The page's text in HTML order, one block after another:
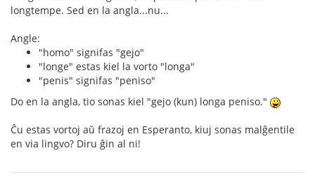
longtempe. Sed en la angla...nu...
Angle:
"homo" signifas "gejo"
"longe" estas kiel la vorto "longa"
"penis" signifas "peniso"
Do en la angla, tio sonas kiel "gejo (kun) longa peniso."
Ĉu estas vortoj aŭ frazoj en Esperanto, kiuj sonas malĝentile
en via lingvo? Diru ĝin al ni!